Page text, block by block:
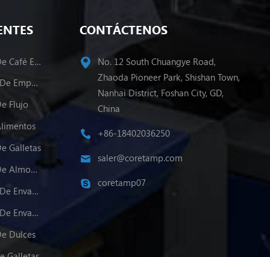
Máquina De Envasado De Café En Polvo
Varios Carriles Maquina De Empacado
Flujo
Galletas
Máquina De Envasado De Almohadas
Varios Carriles Máquina De Envasado De Polvo
Varios Carriles Máquina De Envasado De Gránulos
Dulces
CONTÁCTENOS
No. 12 South Chuangye Road,
Zhaoda Pioneer Park, Shishan Town,
Nanhai District, Foshan City, GD,
China
+86-18402036250
saler@coretamp.com
coretamp07